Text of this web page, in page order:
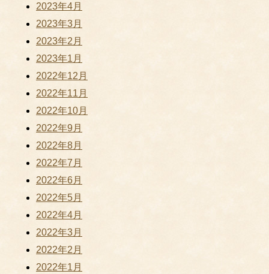
2023年4月
2023年3月
2023年2月
2023年1月
2022年12月
2022年11月
2022年10月
2022年9月
2022年8月
2022年7月
2022年6月
2022年5月
2022年4月
2022年3月
2022年2月
2022年1月